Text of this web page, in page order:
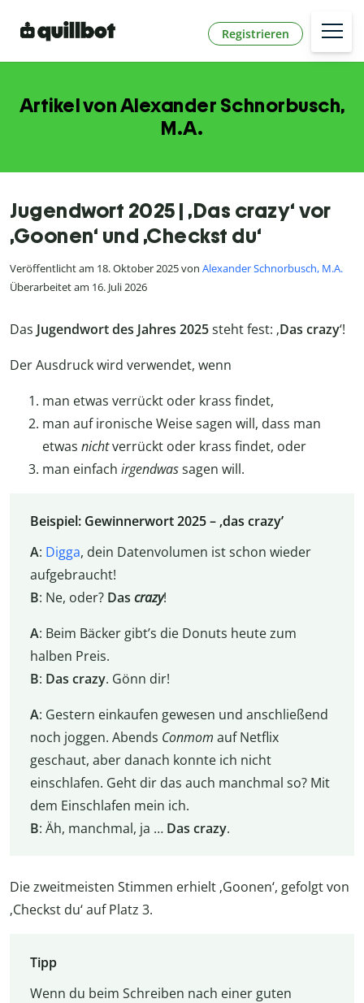
Registrieren
Artikel von Alexander Schnorbusch,
M.A.
Jugendwort 2025 | ‚Das crazy‘ vor
‚Goonen‘ und ‚Checkst du‘
Veröffentlicht am 18. Oktober 2025 von Alexander Schnorbusch, M.A.
Überarbeitet am 16. Juli 2026
Das Jugendwort des Jahres 2025steht fest: ‚Das crazy‘!
Der Ausdruck wird verwendet, wenn
man etwas verrückt oder krass findet,
man auf ironische Weise sagen will, dass man
etwas nichtverrückt oder krass findet, oder
man einfach irgendwassagen will.
Beispiel: Gewinnerwort 2025 – ‚das crazy’
A: Digga, dein Datenvolumen ist schon wieder
aufgebraucht!
B: Ne, oder? Das crazy!
A: Beim Bäcker gibt’s die Donuts heute zum
halben Preis.
B: Das crazy. Gönn dir!
A: Gestern einkaufen gewesen und anschließend
noch joggen. Abends Conmom auf Netflix
geschaut, aber danach konnte ich nicht
einschlafen. Geht dir das auch manchmal so? Mit
dem Einschlafen mein ich.
B: Äh, manchmal, ja … Das crazy.
Die zweitmeisten Stimmen erhielt ‚Goonen‘, gefolgt von
‚Checkst du‘ auf Platz 3.
Tipp
Wenn du beim Schreiben nach einer guten